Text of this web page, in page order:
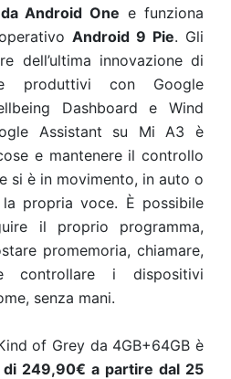
Android One e funziona
Android 9 Pie. Gli
dell’ultima innovazione di
produttivi con Google
Dashboard e Wind
Assistant su Mi A3 è
e mantenere il controllo
si è in movimento, in auto o
propria voce. È possibile
il proprio programma,
promemoria, chiamare,
controllare i dispositivi
senza mani.
of Grey da 4GB+64GB è
di 249,90€ a partire dal 25